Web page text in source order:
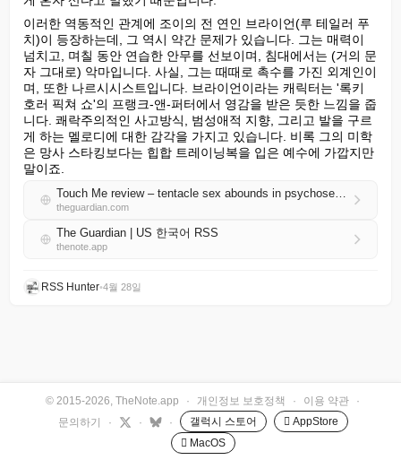
이러한 역동적인 관계에 조이의 전 연인 브라이언(루 테일러 푸
치)이 등장하는데, 그 역시 약간 문제가 있습니다. 그는 매력이
넘치고, 며칠 동안 연습한 안무를 선보이며, 침대에서는 (거의 문
자 그대로) 악마입니다. 사실, 그는 때때로 촉수를 가진 외계인이
며, 또한 나르시시스트입니다. 브라이언이라는 캐릭터는 '록키
호러 픽쳐 쇼'의 프랭크-앤-퍼터에서 영감을 받은 듯한 느낌을 줍
니다. 쾌락주의적인 사고방식, 범성애적 지향, 그리고 발을 구르
게 하는 멜로디에 대한 감각을 가지고 있습니다. 비록 그의 미학
은 망사 스타킹보다는 힙합 트레이닝복을 입은 예수에 가깝지만
말이죠.
Touch Me review – tentacle sex abounds in psychosexual horror that’s like live-action hentai
theguardian.com
The Guardian | US 한국어 RSS
thenote.app
RSS Hunter•4월 28일
© 2015-2026, TheNote.app · 개인정보 보호정책 · 이용 약관
·
문의하기
· · · 갤럭시 스토어
 AppStore
 MacOS